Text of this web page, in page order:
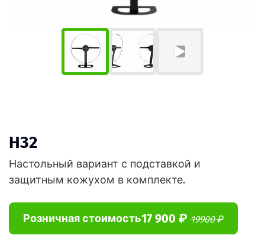
H32
Настольный вариант с подставкой и
защитным кожухом в комплекте.
Розничная стоимость17 900 ₽ 19900 ₽